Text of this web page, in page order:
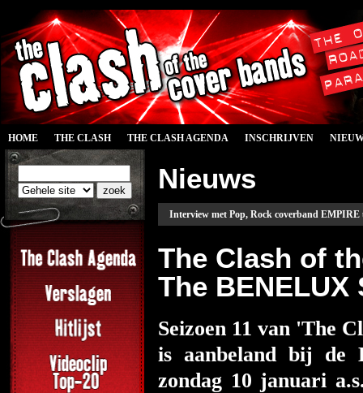
HOME THE CLASH THE CLASH AGENDA INSCHRIJVEN
Nieuws
Interview met Pop, Rock coverband EMPIRE
The Clash of
The BENELUX
Seizoen 11 van 'The
is aanbeland bij de
zondag 10 januari